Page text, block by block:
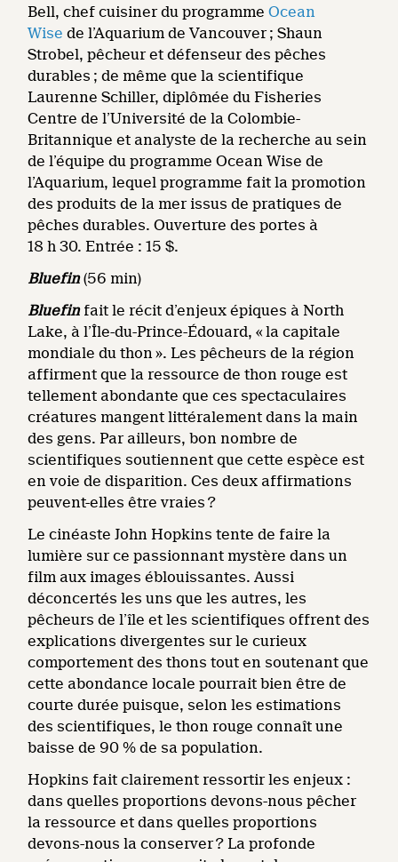
Bell, chef cuisiner du programmeOcean
Wise de l’Aquarium de Vancouver ; Shaun
Strobel, pêcheur et défenseur des pêches
durables ; de même que la scientifique
Laurenne Schiller, diplômée du Fisheries
Centre de l’Université de la Colombie-
Britannique et analyste de la recherche au sein
de l’équipe du programme Ocean Wise de
l’Aquarium, lequel programme fait la promotion
des produits de la mer issus de pratiques de
pêches durables. Ouverture des portes à
18 h 30. Entrée : 15 $.
Bluefin(56 min)
Bluefinfait le récit d’enjeux épiques à North
Lake, à l’Île-du-Prince-Édouard, « la capitale
mondiale du thon ». Les pêcheurs de la région
affirment que la ressource de thon rouge est
tellement abondante que ces spectaculaires
créatures mangent littéralement dans la main
des gens. Par ailleurs, bon nombre de
scientifiques soutiennent que cette espèce est
en voie de disparition. Ces deux affirmations
peuvent-elles être vraies ?
Le cinéaste John Hopkins tente de faire la
lumière sur ce passionnant mystère dans un
film aux images éblouissantes. Aussi
déconcertés les uns que les autres, les
pêcheurs de l’île et les scientifiques offrent des
explications divergentes sur le curieux
comportement des thons tout en soutenant que
cette abondance locale pourrait bien être de
courte durée puisque, selon les estimations
des scientifiques, le thon rouge connaît une
baisse de 90 % de sa population.
Hopkins fait clairement ressortir les enjeux :
dans quelles proportions devons-nous pêcher
la ressource et dans quelles proportions
devons-nous la conserver ? La profonde